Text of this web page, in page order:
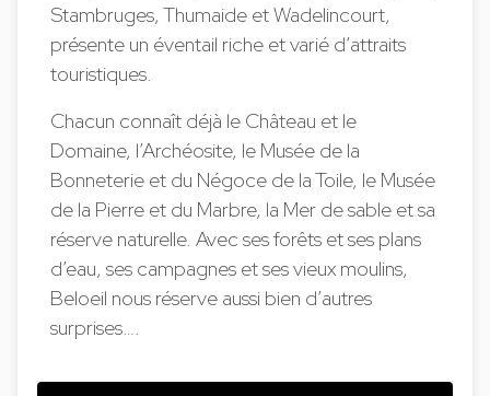
Stambruges, Thumaide et Wadelincourt,
présente un éventail riche et varié d’attraits
touristiques.
Chacun connaît déjà le Château et le
Domaine, l’Archéosite, le Musée de la
Bonneterie et du Négoce de la Toile, le Musée
de la Pierre et du Marbre, la Mer de sable et sa
réserve naturelle. Avec ses forêts et ses plans
d’eau, ses campagnes et ses vieux moulins,
Beloeil nous réserve aussi bien d’autres
surprises….